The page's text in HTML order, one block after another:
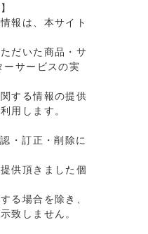
報は、本サイト
だいた商品・サ
ーサービスの実
する情報の提供
用します。
・訂正・削除に
供頂きました個
る場合を除き、
致しません。